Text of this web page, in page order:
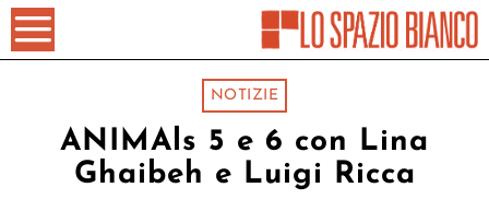
NOTIZIE
ANIMAls 5 e 6 con Lina
Ghaibeh e Luigi Ricca